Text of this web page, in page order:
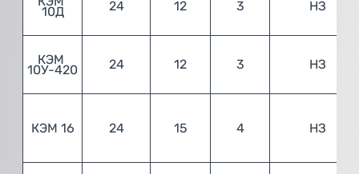
10Д 24 12 3 НЗ
КЭМ
10У-420 24 12 3 НЗ
КЭМ 16 24 15 4 НЗ